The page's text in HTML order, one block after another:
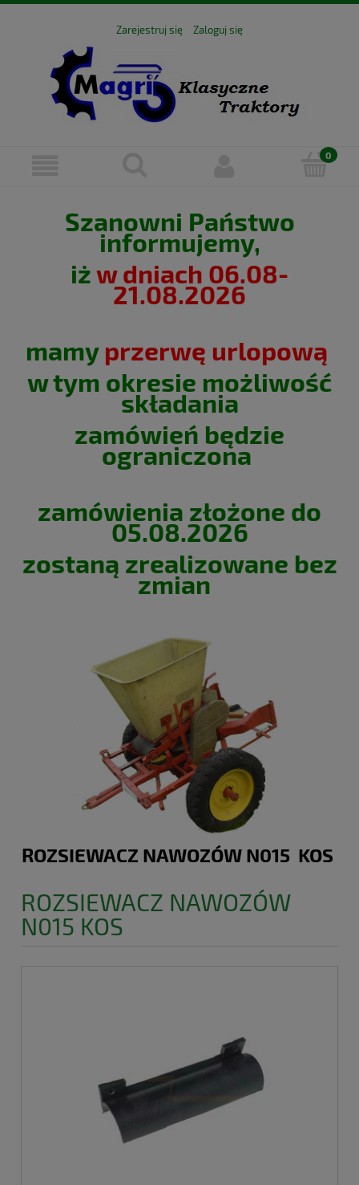
Zarejestruj się Zaloguj się
Szanowni Państwo
informujemy,
iżw dniach 06.08-
21.08.2026
mamy przerwę urlopową
w tym okresie możliwość
składania
zamówień będzie
ograniczona
zamówienia złożone do
05.08.2026
zostaną zrealizowane bez
zmian
ROZSIEWACZ NAWOZÓW N015 KOS
ROZSIEWACZ NAWOZÓW
N015 KOS